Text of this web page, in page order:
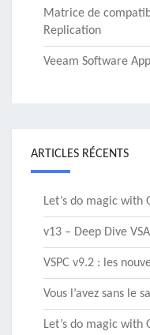
Matrice de
Replication
Veeam Software
ARTICLES RÉCENTS
Let’s do magic with
v13 – Deep Dive VSA
VSPC v9.2 : les
Vous l’avez sans le
Let’s do magic with